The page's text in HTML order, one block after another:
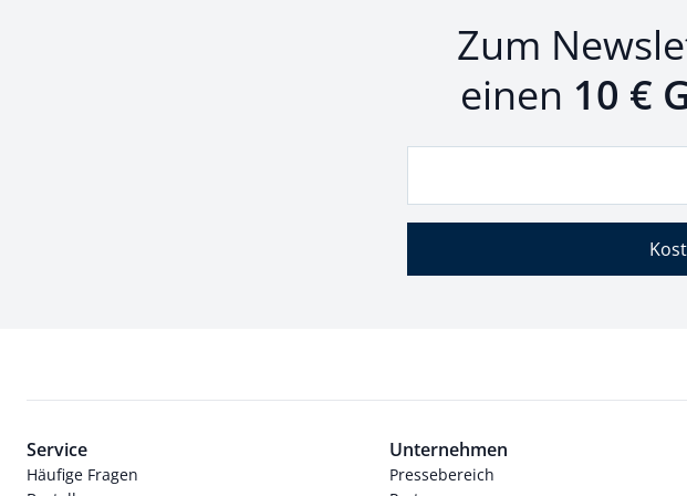
Zum
einen 10 €
Service
Häufige Fragen
Unternehmen
Pressebereich